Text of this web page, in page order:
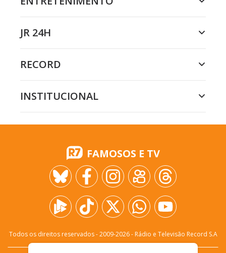
JR 24H
RECORD
INSTITUCIONAL
FAMOSOS E TV
Todos os direitos reservados - 2009-2026- Rádio e Televisão Record S.A